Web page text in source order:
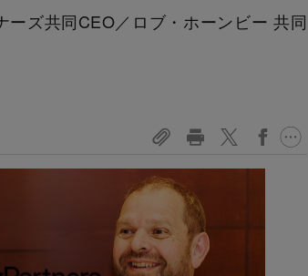
ズ共同CEO／ロブ・ホーンビー 共同